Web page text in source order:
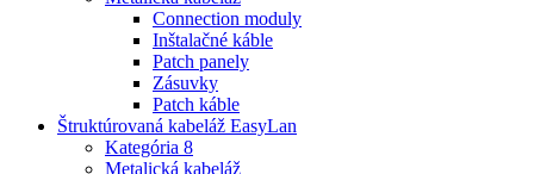
Connection moduly
Inštalačné káble
Patch panely
Zásuvky
Patch káble
Štruktúrovaná kabeláž EasyLan
Kategória 8
Metalická kabeláž